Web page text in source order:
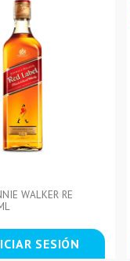
WALKER RE
SESIÓN